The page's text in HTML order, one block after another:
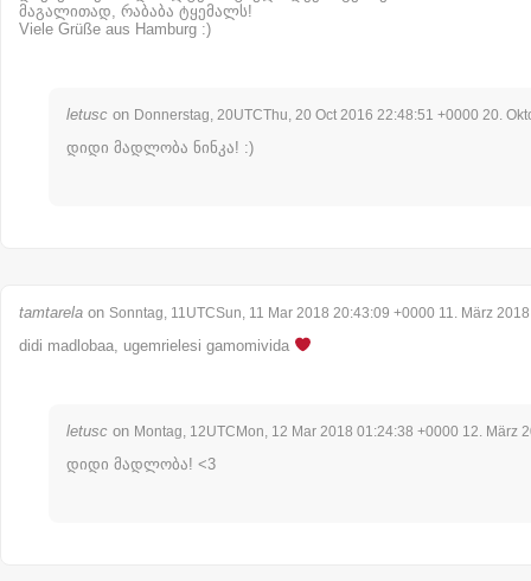
მაგალითად, რაბაბა ტყემალს!
Viele Grüße aus Hamburg :)
letusc on Donnerstag, 20UTCThu, 20 Oct 2016 22:48:51 +0000 20.
დიდი მადლობა ნინკა! :)
tamtarela on Sonntag, 11UTCSun, 11 Mar 2018 20:43:09 +0000 11. März 2018
didi madlobaa, ugemrielesi gamomivida
letusc on Montag, 12UTCMon, 12 Mar 2018 01:24:38 +0000 12. März
დიდი მადლობა! <3